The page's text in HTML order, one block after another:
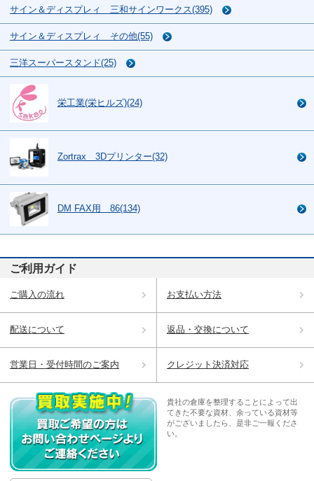
サイン＆ディスプレィ 三和サインワークス(395)
サイン＆ディスプレィ その他(55)
三洋スーパースタンド(25)
栄工業(栄ヒルズ)(24)
Zortrax 3Dプリンター(32)
DM FAX用 86(134)
ご利用ガイド
ご購入の流れ お支払い方法
配送について 返品・交換について
営業日・受付時間のご案内 クレジット決済対応
貴社の倉庫を整理することによって出
てきた不要な資材、余っている資材等
がございましたら、是非ご一報くださ
い。